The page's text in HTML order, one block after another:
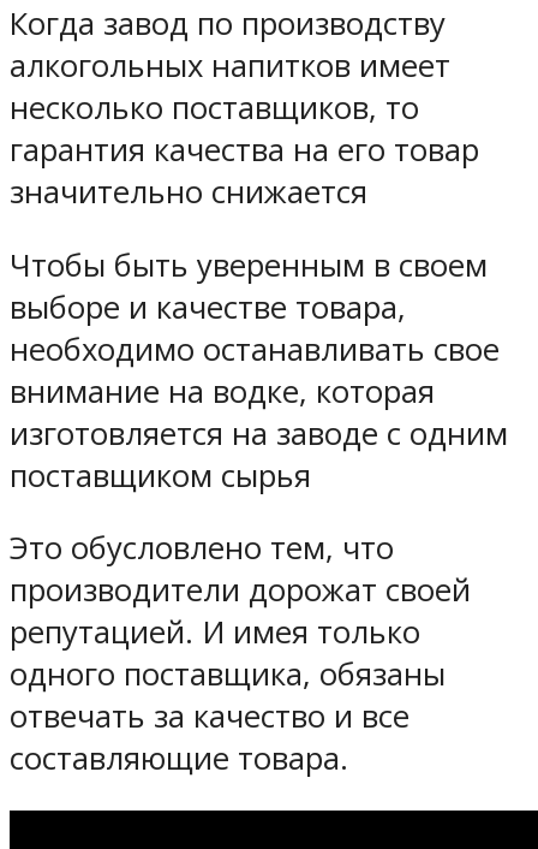
Когда завод по производству
алкогольных напитков имеет
несколько поставщиков, то
гарантия качества на его товар
значительно снижается
Чтобы быть уверенным в своем
выборе и качестве товара,
необходимо останавливать свое
внимание на водке, которая
изготовляется на заводе с одним
поставщиком сырья
Это обусловлено тем, что
производители дорожат своей
репутацией. И имея только
одного поставщика, обязаны
отвечать за качество и все
составляющие товара.